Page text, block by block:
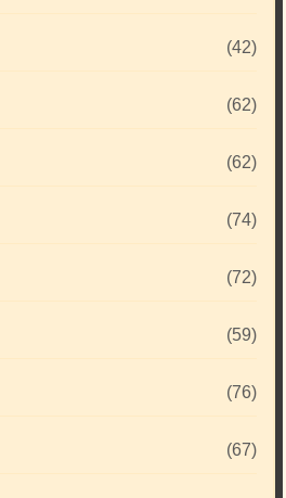
(42)
(62)
(62)
(74)
(72)
(59)
(76)
(67)